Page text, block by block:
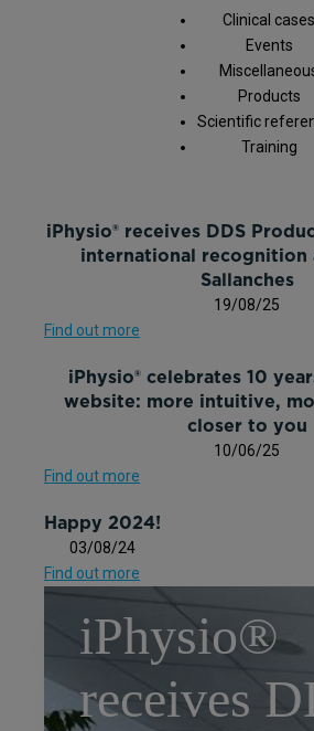
iPhysio® receives DDS
international recognition
Sallanches
19/08/25
Find out more
iPhysio® celebrates 10
website: more intuitive,
closer to you
10/06/25
Find out more
Happy 2024!
03/08/24
Find out more
iPhysio®
receives
Clinical cases
Events
Products
Scientific
Training